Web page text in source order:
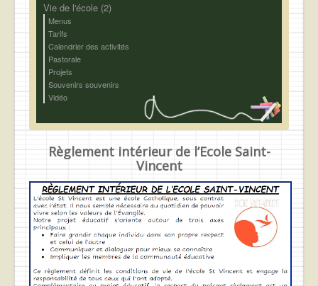
Vie de l'école (2)
Menus
Tarifs
Calendrier des activités
Pastorale
Projets
Souvenirs souvenirs
Vidéo
Règlement intérieur de l’Ecole Saint-
Vincent